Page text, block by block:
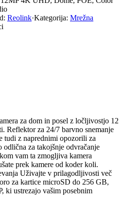
Reolink·Kategorija: Mrežna
za dom in posel z ločljivostjo 12
Reflektor za 24/7 barvno snemanje
z naprednimi opozorili za
za takojšnje odvračanje
vam ta zmogljiva kamera
prek kamere od koder koli.
Uživajte v prilagodljivosti več
za kartice microSD do 256 GB,
ki ustrezajo vašim posebnim